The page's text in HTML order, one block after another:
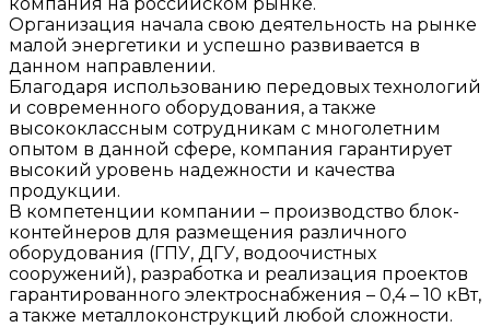
Организация начала свою деятельность на рынке
малой энергетики и успешно развивается в
данном направлении.
Благодаря использованию передовых технологий
и современного оборудования, а также
высококлассным сотрудникам с многолетним
опытом в данной сфере, компания гарантирует
высокий уровень надежности и качества
продукции.
В компетенции компании – производство блок-
контейнеров для размещения различного
оборудования (ГПУ, ДГУ, водоочистных
сооружений), разработка и реализация проектов
гарантированного электроснабжения – 0,4 – 10 кВт,
а также металлоконструкций любой сложности.